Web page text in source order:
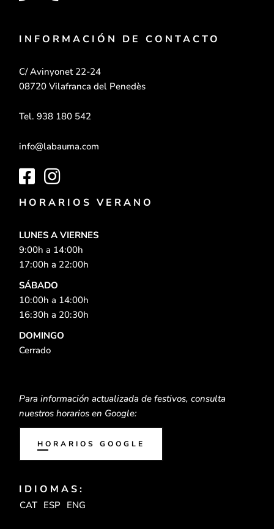
INFORMACIÓN DE CONTACTO
C/ Avinyonet 22-24
08720 Vilafranca del Penedès
Tel. 938 180 542
info@labauma.com
HORARIOS VERANO
LUNES A VIERNES
9:00h a 14:00h
17:00h a 22:00h
SÁBADO
10:00h a 14:00h
16:30h a 20:30h
DOMINGO
Cerrado
Para información actualizada de festivos, consulta
nuestros horarios en Google:
HORARIOS GOOGLE
IDIOMAS:
CAT ESP ENG